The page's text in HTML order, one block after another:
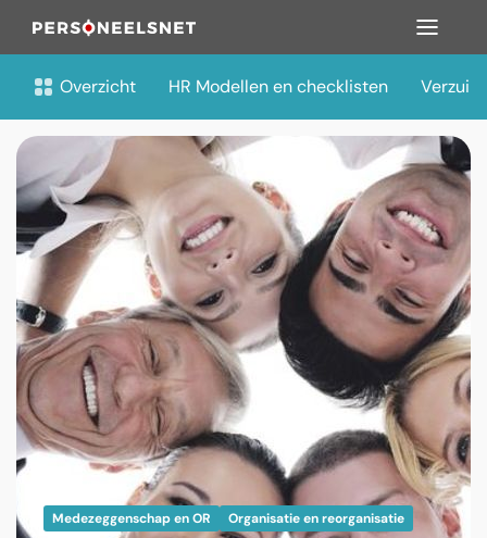
Overzicht HR Modellen en checklisten
Medezeggenschap en OR Organisatie en reorganisatie